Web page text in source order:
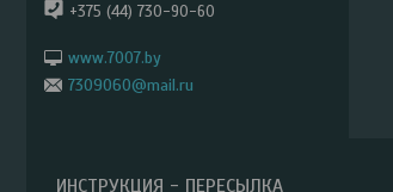
+375 (44) 730-90-60
www.7007.by
7309060@mail.ru
ИНСТРУКЦИЯ - ПЕРЕСЫЛКА